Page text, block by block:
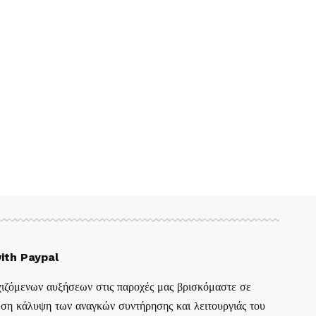
Paypal
αυξήσεων στις παροχές μας βρισκόμαστε σε
κάλυψη των αναγκών συντήρησης και λειτουργιάς του